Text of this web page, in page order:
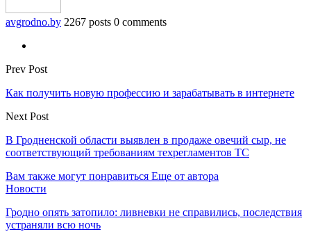
avgrodno.by 2267 posts 0 comments
Prev Post
Как получить новую профессию и зарабатывать в интернете
Next Post
В Гродненской области выявлен в продаже овечий сыр, не
соответствующий требованиям техрегламентов ТС
Вам также могут понравиться Еще от автора
Новости
Гродно опять затопило: ливневки не справились, последствия
устраняли всю ночь